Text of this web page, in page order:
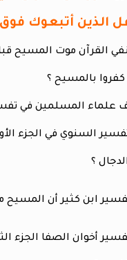
الذين أتبعوك فوق
بالمسيح ؟
؟